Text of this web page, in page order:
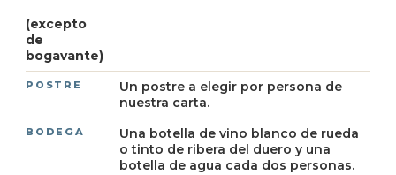
(excepto
de
bogavante)
Un postre a elegir por persona de
nuestra carta.
Una botella de vino blanco de rueda
o tinto de ribera del duero y una
botella de agua cada dos personas.